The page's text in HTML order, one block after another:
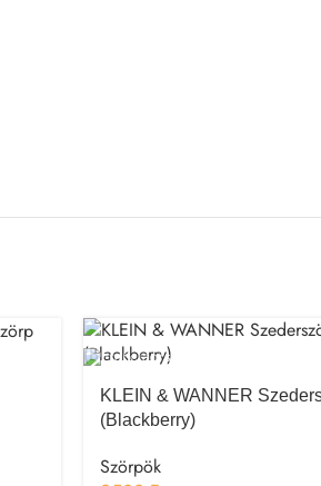
KLEIN & WANNER
(Blackberry)
Szörpök